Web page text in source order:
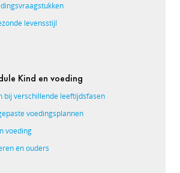
levensstijl
Kind en voeding
bij verschillende leeftijdsfasen
voedingsplannen
voeding
én ouders